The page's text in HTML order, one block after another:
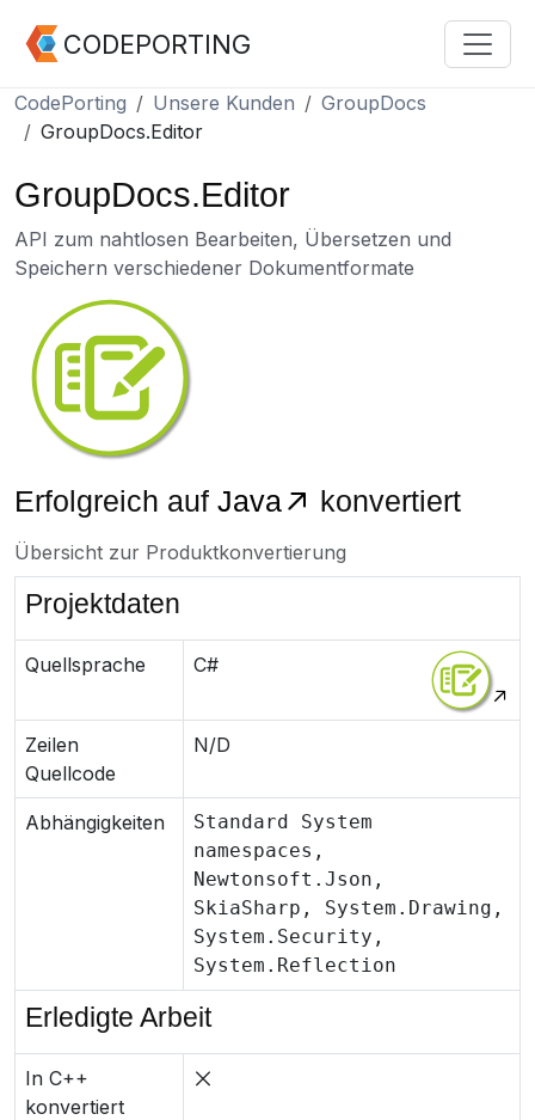
CODEPORTING
CodePorting Unsere Kunden
GroupDocs
GroupDocs.Editor
GroupDocs.Editor
API zum nahtlosen Bearbeiten, Übersetzen und
Speichern verschiedener Dokumentformate
Erfolgreich auf Java konvertiert
Übersicht zur Produktkonvertierung
Projektdaten
Quellsprache C#
Zeilen
Quellcode
N/D
Abhängigkeiten
Standard System
namespaces,
Newtonsoft.Json,
SkiaSharp, System.Drawing,
System.Security,
System.Reflection
Erledigte Arbeit
In C++
konvertiert